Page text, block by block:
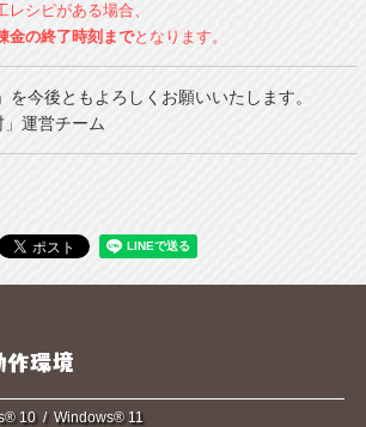
シピがある場合、
金の終了時刻までとなります。
を今後ともよろしくお願いいたします。
運営チーム
10 / Windows® 11